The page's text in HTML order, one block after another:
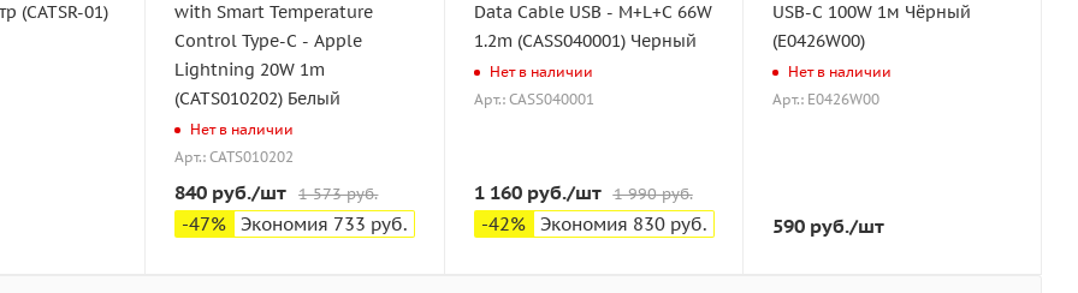
(CATSR-01)
with Smart Temperature
Control Type-C - Apple
Lightning 20W 1m
(CATS010202) Белый
Нет в наличии
Арт.: CATS010202
840 руб./шт 1 573руб.
-47% Экономия 733 руб.
Data Cable USB - M+L+C 66W
1.2m (CASS040001) Черный
Нет в наличии
Арт.: CASS040001
1 160руб./шт 1 990руб.
-42% Экономия 830руб.
USB-C 100W 1м Чёрный
(E0426W00)
Нет в наличии
Арт.: E0426W00
590руб./шт